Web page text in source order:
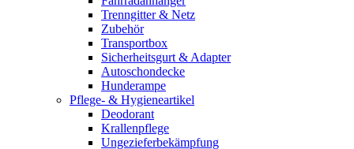
Trenngitter & Netz
Zubehör
Transportbox
Sicherheitsgurt & Adapter
Autoschondecke
Hunderampe
Pflege- & Hygieneartikel
Deodorant
Krallenpflege
Ungezieferbekämpfung